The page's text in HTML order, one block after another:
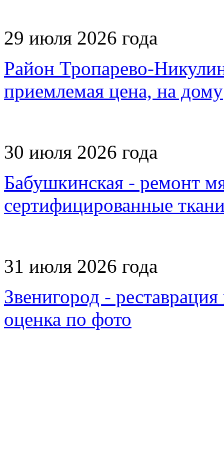
29 июля 2026 года
Район Тропарево-
приемлемая цена, на дому
30 июля 2026 года
Бабушкинская - ремонт
сертифицированные
31 июля 2026 года
Звенигород -
оценка по фото